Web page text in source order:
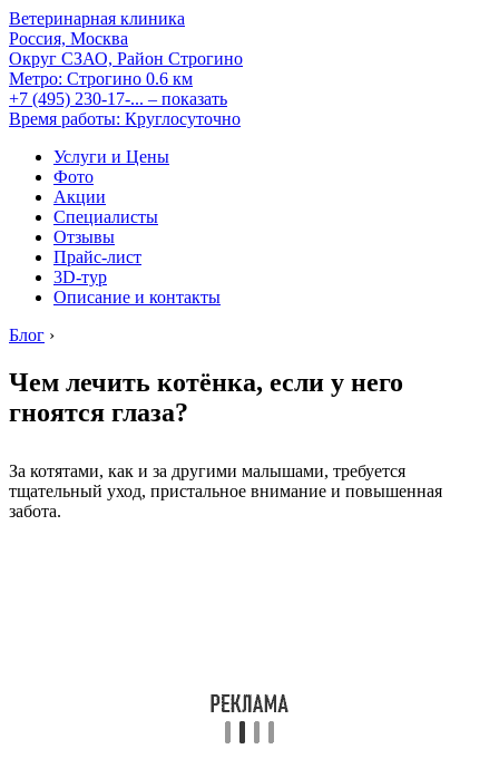
Ветеринарная клиника
Россия, Москва
Округ СЗАО, Район Строгино
Метро: Строгино 0.6 км
+7 (495) 230-17-... – показать
Время работы: Круглосуточно
Услуги и Цены
Фото
Акции
Специалисты
Отзывы
Прайс-лист
3D-тур
Описание и контакты
Блог ›
Чем лечить котёнка, если у него
гноятся глаза?
За котятами, как и за другими малышами, требуется
тщательный уход, пристальное внимание и повышенная
забота.